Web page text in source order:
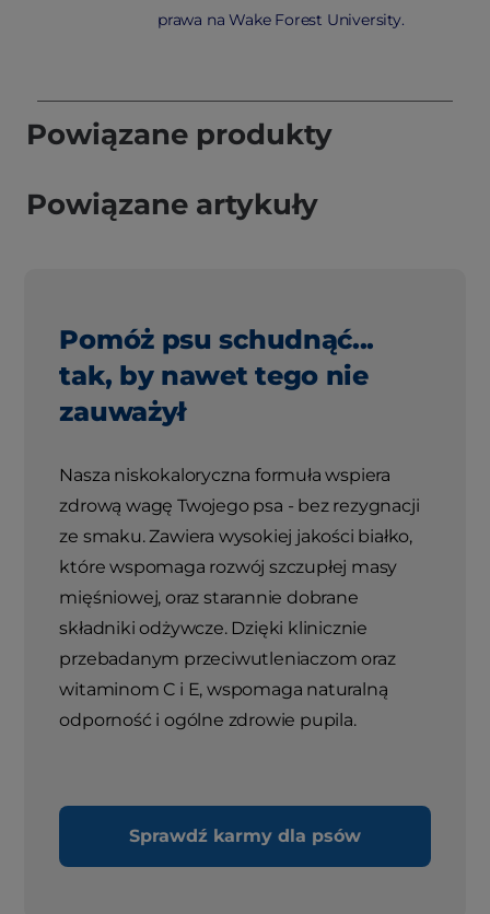
prawa na Wake Forest University.
Powiązane produkty
Powiązane artykuły
Pomóż psu schudnąć...
tak, by nawet tego nie
zauważył
Nasza niskokaloryczna formuła wspiera
zdrową wagę Twojego psa - bez rezygnacji
ze smaku. Zawiera wysokiej jakości białko,
które wspomaga rozwój szczupłej masy
mięśniowej, oraz starannie dobrane
składniki odżywcze. Dzięki klinicznie
przebadanym przeciwutleniaczom oraz
witaminom C i E, wspomaga naturalną
odporność i ogólne zdrowie pupila.
Sprawdź karmy dla psów